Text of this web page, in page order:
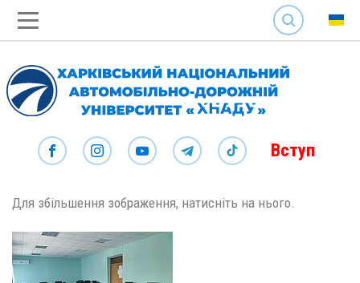
SEARCH
Вступ
Для збільшення зображення, натисніть на нього.